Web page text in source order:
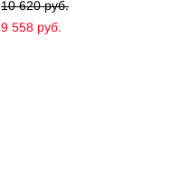
10 620 pуб.
9 558 pуб.